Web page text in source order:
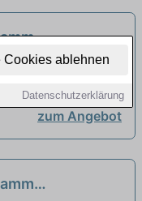
Cookies ablehnen
Datenschutzerklärung
(m/w/d)
neu
zum Angebot